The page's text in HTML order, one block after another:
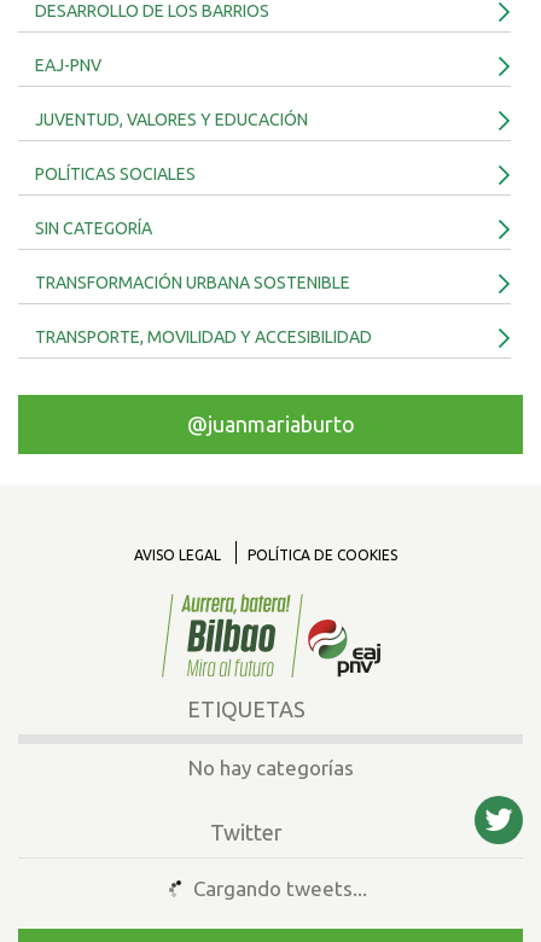
DESARROLLO DE LOS BARRIOS
EAJ-PNV
JUVENTUD, VALORES Y EDUCACIÓN
POLÍTICAS SOCIALES
SIN CATEGORÍA
TRANSFORMACIÓN URBANA SOSTENIBLE
TRANSPORTE, MOVILIDAD Y ACCESIBILIDAD
@juanmariaburto
AVISO LEGAL POLÍTICA DE COOKIES
ETIQUETAS
No hay categorías
Twitter
Cargando tweets...